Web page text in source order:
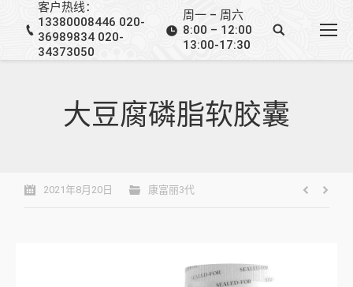
客户热线：
13380008446 020-
36989834 020-
34373050
周一 – 周六
8:00 – 12:00
13:00-17:30
大豆腐磷脂软胶囊
2021年8月20日 康富丽3代